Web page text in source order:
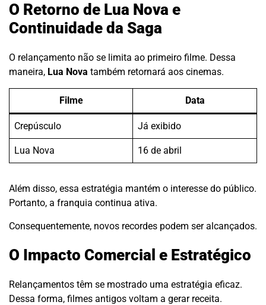
O Retorno de Lua Nova e
Continuidade da Saga
O relançamento não se limita ao primeiro filme. Dessa
maneira, Lua Nova também retornará aos cinemas.
Filme Data
Crepúsculo Já exibido
Lua Nova 16 de abril
Além disso, essa estratégia mantém o interesse do público.
Portanto, a franquia continua ativa.
Consequentemente, novos recordes podem ser alcançados.
O Impacto Comercial e Estratégico
Relançamentos têm se mostrado uma estratégia eficaz.
Dessa forma, filmes antigos voltam a gerar receita.